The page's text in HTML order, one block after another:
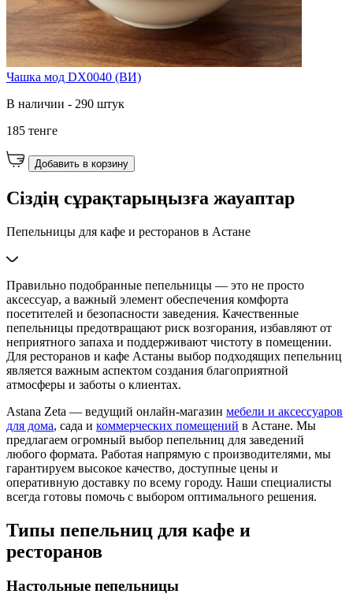
Чашка мод DX0040 (ВИ)
В наличии - 290 штук
185 тенге
Добавить в корзину
Сіздің сұрақтарыңызға жауаптар
Пепельницы для кафе и ресторанов в Астане
Правильно подобранные пепельницы — это не просто
аксессуар, а важный элемент обеспечения комфорта
посетителей и безопасности заведения. Качественные
пепельницы предотвращают риск возгорания, избавляют от
неприятного запаха и поддерживают чистоту в помещении.
Для ресторанов и кафе Астаны выбор подходящих пепельниц
является важным аспектом создания благоприятной
атмосферы и заботы о клиентах.
Astana Zeta — ведущий онлайн-магазин мебели и аксессуаров
для дома, сада и коммерческих помещений в Астане. Мы
предлагаем огромный выбор пепельниц для заведений
любого формата. Работая напрямую с производителями, мы
гарантируем высокое качество, доступные цены и
оперативную доставку по всему городу. Наши специалисты
всегда готовы помочь с выбором оптимального решения.
Типы пепельниц для кафе и
ресторанов
Настольные пепельницы